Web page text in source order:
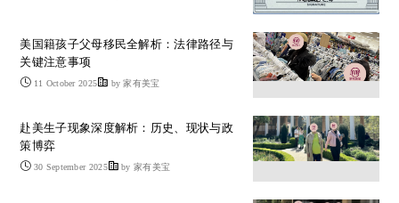
美国籍孩子父母移民全解析：法律路径与
关键注意事项
11 October 2025 by 家有美宝
赴美生子现象深度解析：历史、现状与政
策博弈
30 September 2025 by 家有美宝